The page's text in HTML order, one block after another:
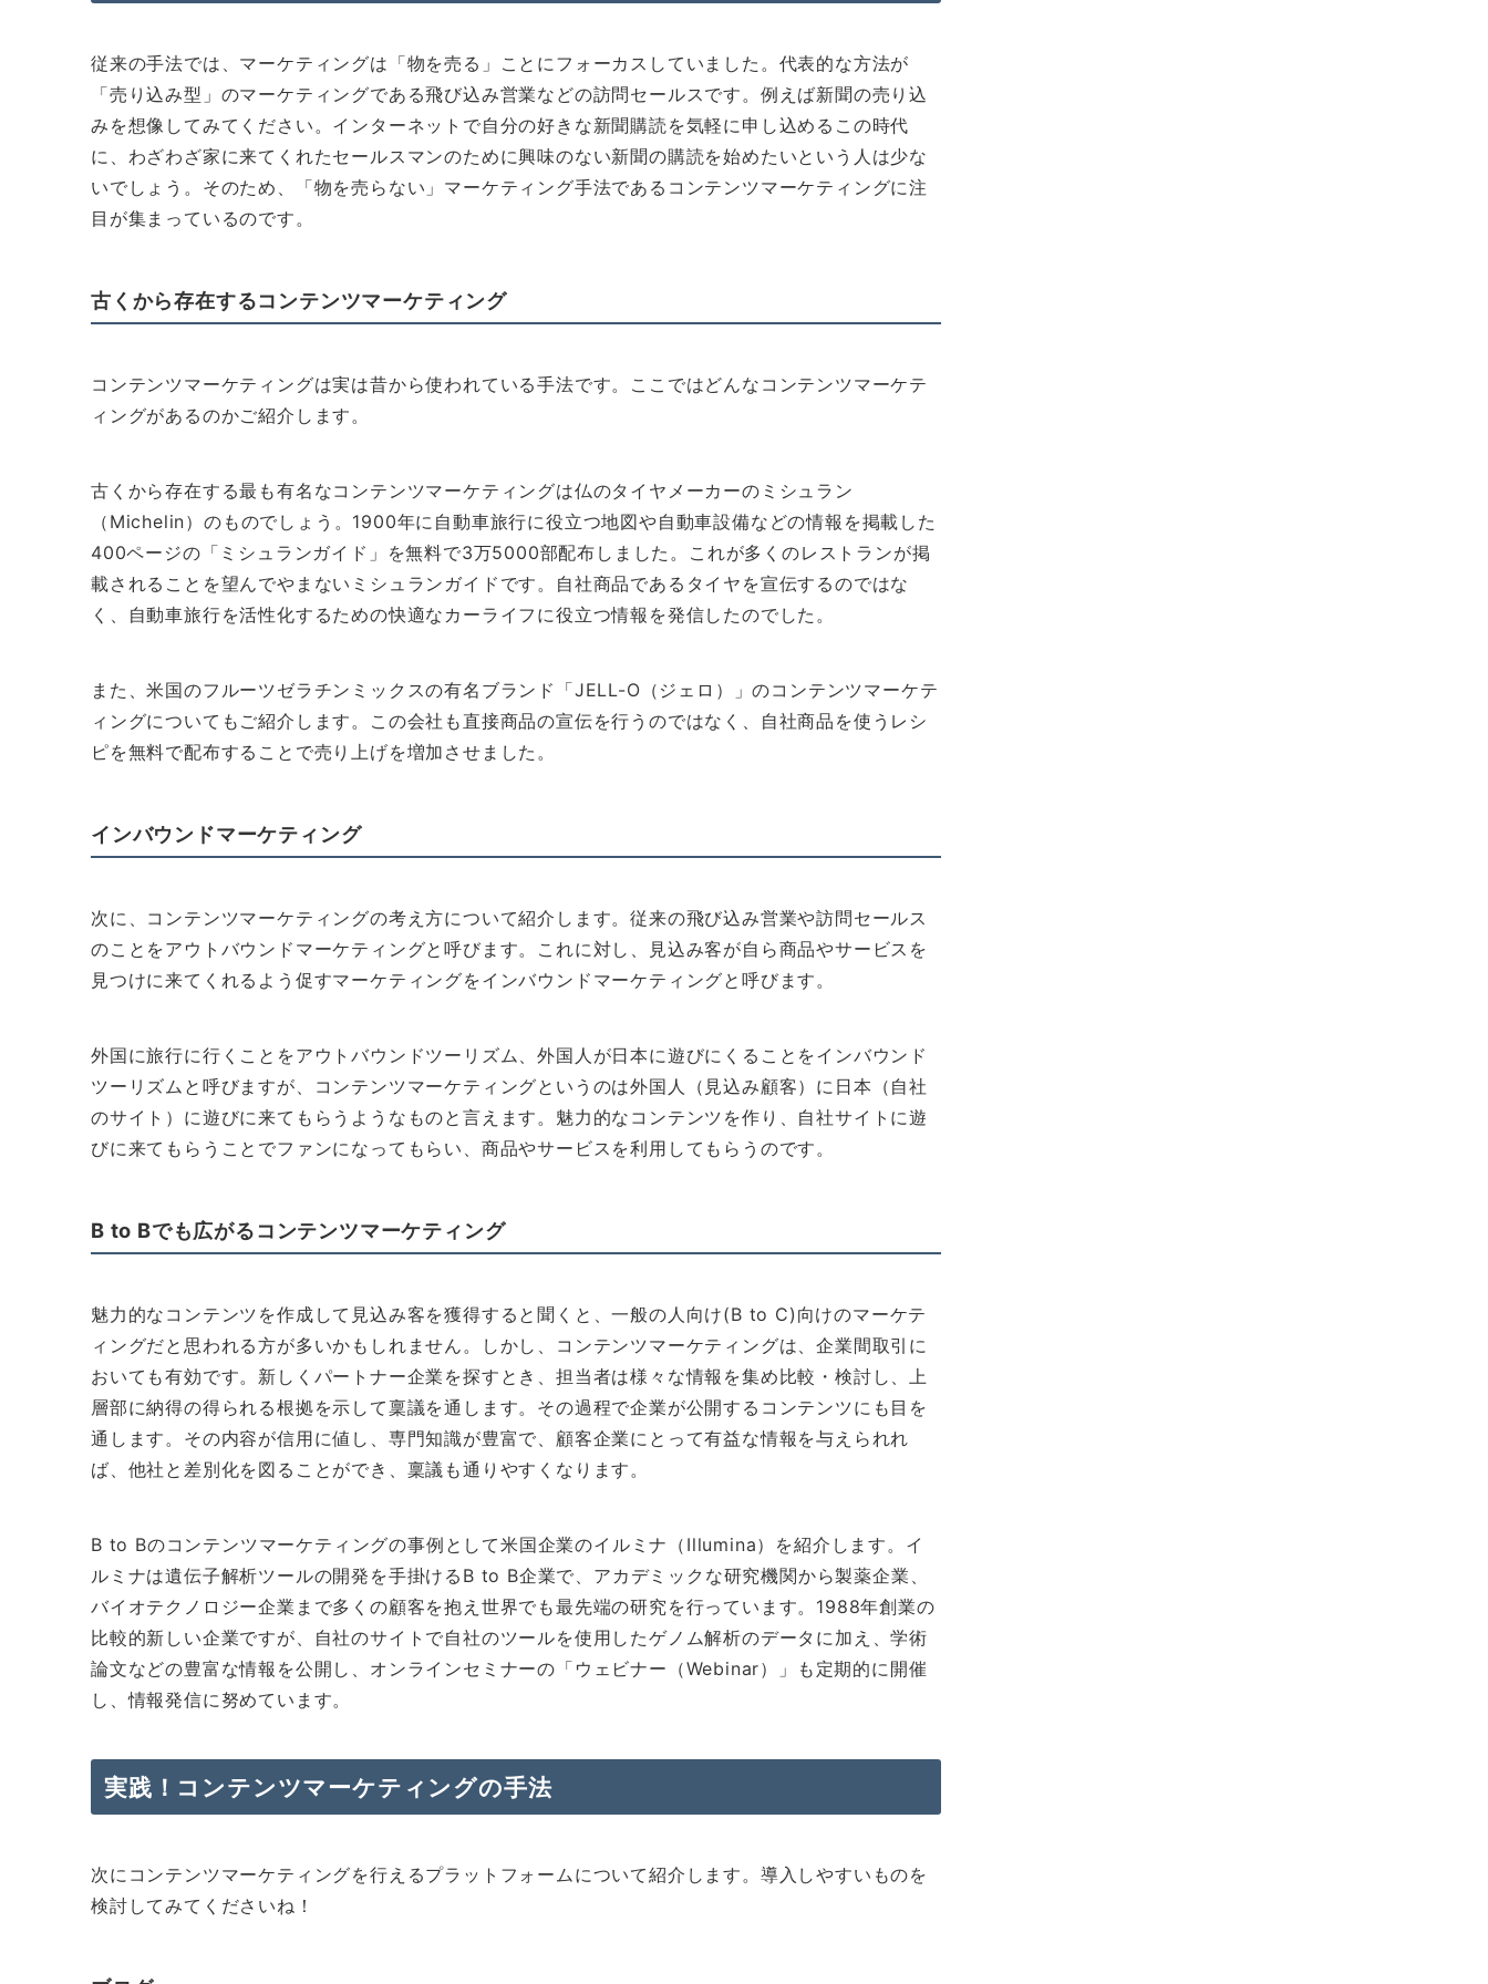
従来の手法では、マーケティングは「物を売る」ことにフォーカスしていました。代表的な方法が
「売り込み型」のマーケティングである飛び込み営業などの訪問セールスです。例えば新聞の売り込
みを想像してみてください。インターネットで自分の好きな新聞購読を気軽に申し込めるこの時代
に、わざわざ家に来てくれたセールスマンのために興味のない新聞の購読を始めたいという人は少な
いでしょう。そのため、「物を売らない」マーケティング手法であるコンテンツマーケティングに注
目が集まっているのです。
古くから存在するコンテンツマーケティング
コンテンツマーケティングは実は昔から使われている手法です。ここではどんなコンテンツマーケテ
ィングがあるのかご紹介します。
古くから存在する最も有名なコンテンツマーケティングは仏のタイヤメーカーのミシュラン
（Michelin）のものでしょう。1900年に自動車旅行に役立つ地図や自動車設備などの情報を掲載した
400ページの「ミシュランガイド」を無料で3万5000部配布しました。これが多くのレストランが掲
載されることを望んでやまないミシュランガイドです。自社商品であるタイヤを宣伝するのではな
く、自動車旅行を活性化するための快適なカーライフに役立つ情報を発信したのでした。
また、米国のフルーツゼラチンミックスの有名ブランド「JELL-O（ジェロ）」のコンテンツマーケテ
ィングについてもご紹介します。この会社も直接商品の宣伝を行うのではなく、自社商品を使うレシ
ピを無料で配布することで売り上げを増加させました。
インバウンドマーケティング
次に、コンテンツマーケティングの考え方について紹介します。従来の飛び込み営業や訪問セールス
のことをアウトバウンドマーケティングと呼びます。これに対し、見込み客が自ら商品やサービスを
見つけに来てくれるよう促すマーケティングをインバウンドマーケティングと呼びます。
外国に旅行に行くことをアウトバウンドツーリズム、外国人が日本に遊びにくることをインバウンド
ツーリズムと呼びますが、コンテンツマーケティングというのは外国人（見込み顧客）に日本（自社
のサイト）に遊びに来てもらうようなものと言えます。魅力的なコンテンツを作り、自社サイトに遊
びに来てもらうことでファンになってもらい、商品やサービスを利用してもらうのです。
B to Bでも広がるコンテンツマーケティング
魅力的なコンテンツを作成して見込み客を獲得すると聞くと、一般の人向け(B to C)向けのマーケテ
ィングだと思われる方が多いかもしれません。しかし、コンテンツマーケティングは、企業間取引に
おいても有効です。新しくパートナー企業を探すとき、担当者は様々な情報を集め比較・検討し、上
層部に納得の得られる根拠を示して稟議を通します。その過程で企業が公開するコンテンツにも目を
通します。その内容が信用に値し、専門知識が豊富で、顧客企業にとって有益な情報を与えられれ
ば、他社と差別化を図ることができ、稟議も通りやすくなります。
B to Bのコンテンツマーケティングの事例として米国企業のイルミナ（Illumina）を紹介します。イ
ルミナは遺伝子解析ツールの開発を手掛けるB to B企業で、アカデミックな研究機関から製薬企業、
バイオテクノロジー企業まで多くの顧客を抱え世界でも最先端の研究を行っています。1988年創業の
比較的新しい企業ですが、自社のサイトで自社のツールを使用したゲノム解析のデータに加え、学術
論文などの豊富な情報を公開し、オンラインセミナーの「ウェビナー（Webinar）」も定期的に開催
し、情報発信に努めています。
実践！コンテンツマーケティングの手法
次にコンテンツマーケティングを行えるプラットフォームについて紹介します。導入しやすいものを
検討してみてくださいね！